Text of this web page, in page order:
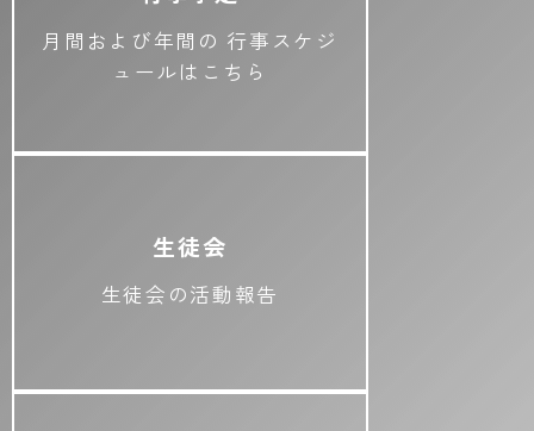
月間および年間の 行事スケジ
ュールはこちら
生徒会
生徒会の活動報告